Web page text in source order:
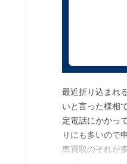
最近折り込まれ
いと言った様相
定電話にかかっ
りにも多いので
車買取のそれが